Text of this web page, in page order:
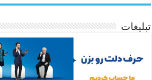
تبلیغات